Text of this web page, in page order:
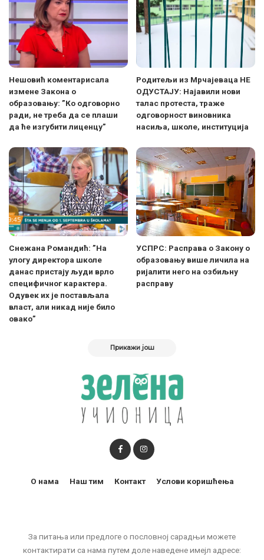
Нешовић коментарисала
измене Закона о
образовању: ”Ко одговорно
ради, не треба да се плаши
да ће изгубити лиценцу”
Родитељи из Мрчајеваца НЕ
ОДУСТАЈУ: Најавили нови
талас протеста, траже
одговорност виновника
насиља, школе, институција
Снежана Романдић: ”На
улогу директора школе
данас пристају људи врло
специфичног карактера.
Одувек их је постављала
власт, али никад није било
овако”
УСПРС: Расправа о Закону о
образовању више личила на
ријалити него на озбиљну
расправу
Прикажи још
За питања или предлоге о пословној сарадњи можете
контактирати са нама путем доле наведене имејл адресе:
О нама Наш тим Контакт Услови коришћења